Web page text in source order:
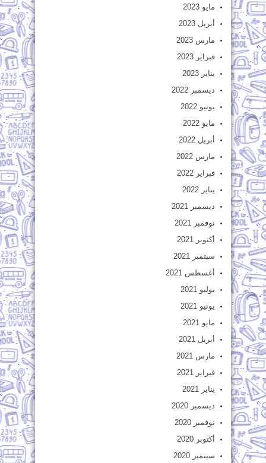
مايو 2023
أبريل 2023
مارس 2023
فبراير 2023
يناير 2023
ديسمبر 2022
يونيو 2022
مايو 2022
أبريل 2022
مارس 2022
فبراير 2022
يناير 2022
ديسمبر 2021
نوفمبر 2021
أكتوبر 2021
سبتمبر 2021
أغسطس 2021
يوليو 2021
يونيو 2021
مايو 2021
أبريل 2021
مارس 2021
فبراير 2021
يناير 2021
ديسمبر 2020
نوفمبر 2020
أكتوبر 2020
سبتمبر 2020